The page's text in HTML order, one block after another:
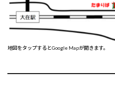
地図をタップするとGoogle Mapが開きます。